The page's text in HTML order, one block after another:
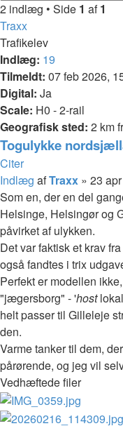
2 indlæg • Side 1 af1
Traxx
Trafikelev
Indlæg: 19
Tilmeldt: 07 feb 2026,
Digital: Ja
Scale: H0 - 2-rail
Geografisk sted: 2 km
Togulykke
Citer
Indlæg afTraxx » 23
Som en, der en del
Helsinge, Helsingør og
påvirket af ulykken.
Det var faktisk et krav
også fandtes i trix
Perfekt er modellen
"jægersborg" - 'host
helt passer til Gilleleje
den.
Varme tanker til dem,
pårørende, og jeg vil
Vedhæftede filer